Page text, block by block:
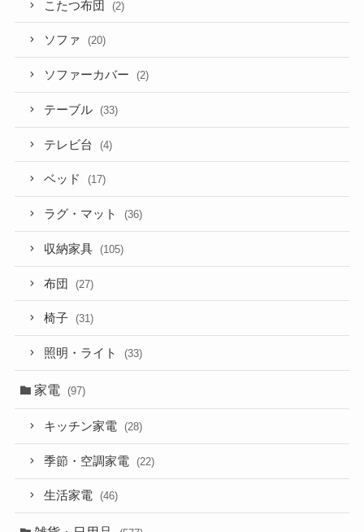
こたつ布団 (2)
ソファ (20)
ソファーカバー (2)
テーブル (33)
テレビ台 (4)
ベッド (17)
ラグ・マット (36)
収納家具 (105)
布団 (27)
椅子 (31)
照明・ライト (33)
家電 (97)
キッチン家電 (28)
季節・空調家電 (22)
生活家電 (46)